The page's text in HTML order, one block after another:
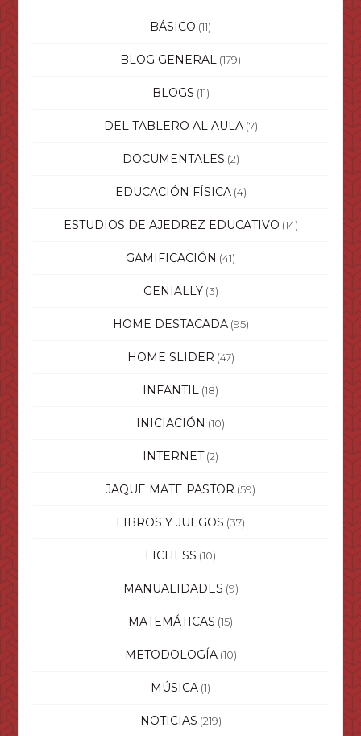
BÁSICO (11)
BLOG GENERAL (179)
BLOGS (11)
DEL TABLERO AL AULA(7)
DOCUMENTALES (2)
EDUCACIÓN FÍSICA(4)
ESTUDIOS DE AJEDREZ EDUCATIVO (14)
GAMIFICACIÓN (41)
GENIALLY(3)
HOME DESTACADA(95)
HOME SLIDER (47)
INFANTIL (18)
INICIACIÓN (10)
INTERNET(2)
JAQUE MATE PASTOR (59)
LIBROS Y JUEGOS (37)
LICHESS (10)
MANUALIDADES (9)
MATEMÁTICAS (15)
METODOLOGÍA(10)
MÚSICA (1)
NOTICIAS (219)